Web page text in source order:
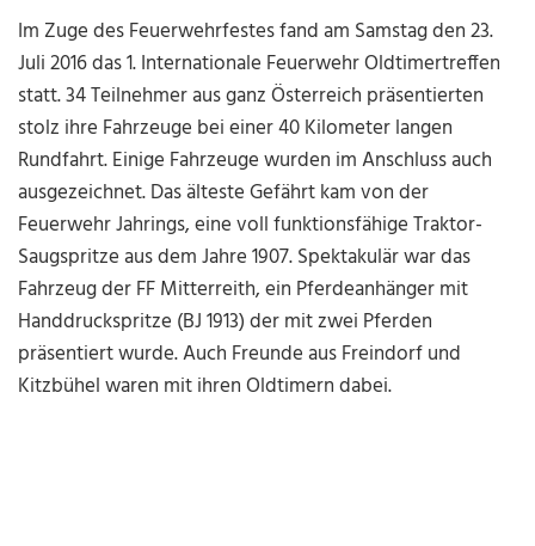
Im Zuge des Feuerwehrfestes fand am Samstag den 23.
Juli 2016 das 1. Internationale Feuerwehr Oldtimertreffen
statt. 34 Teilnehmer aus ganz Österreich präsentierten
stolz ihre Fahrzeuge bei einer 40 Kilometer langen
Rundfahrt. Einige Fahrzeuge wurden im Anschluss auch
ausgezeichnet. Das älteste Gefährt kam von der
Feuerwehr Jahrings, eine voll funktionsfähige Traktor-
Saugspritze aus dem Jahre 1907. Spektakulär war das
Fahrzeug der FF Mitterreith, ein Pferdeanhänger mit
Handdruckspritze (BJ 1913) der mit zwei Pferden
präsentiert wurde. Auch Freunde aus Freindorf und
Kitzbühel waren mit ihren Oldtimern dabei.